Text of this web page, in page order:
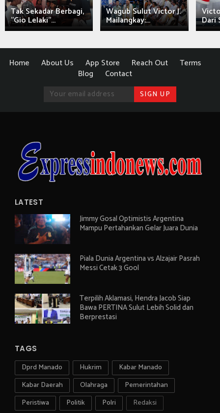
Tak Sekadar Berbagi,
"Gio Lelaki"...
Wagub Sulut Victor J.
Mailangkay:... Dari
Home About Us App Store Reach Out
Terms
Blog
Contact
LATEST
Jimmy Gosal Optimistis Argentina
Mampu Pertahankan Gelar Juara Dunia
Piala Dunia Argentina vs Alzajair Pasrah
Messi Cetak 3 Gool
Terpilih Aklamasi, Hendra Jacob Siap
Bawa PERTINA Sulut Lebih Solid dan
Berprestasi
TAGS
Dprd Manado Hukrim
Kabar Manado
Kabar Daerah
Olahraga
Pemerintahan
Peristiwa
Politik Polri Redaksi